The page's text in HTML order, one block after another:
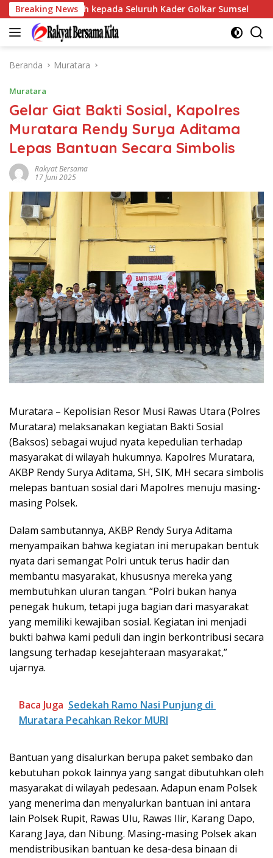
Langsung
ke
konten
Breaking News
Kasih kepada Seluruh Kader Golkar Sumsel
Beranda Muratara
Muratara
Gelar Giat Bakti Sosial, Kapolres
Muratara Rendy Surya Aditama
Lepas Bantuan Secara Simbolis
Rakyat Bersama
17 Juni 2025
Muratara – Kepolisian Resor Musi Rawas Utara (Polres
Muratara) melaksanakan kegiatan Bakti Sosial
(Baksos) sebagai wujud nyata kepedulian terhadap
masyarakat di wilayah hukumnya. Kapolres Muratara,
AKBP Rendy Surya Aditama, SH, SIK, MH secara simbolis
melepas bantuan sosial dari Mapolres menuju masing-
masing Polsek.
Dalam sambutannya, AKBP Rendy Surya Aditama
menyampaikan bahwa kegiatan ini merupakan bentuk
nyata dari semangat Polri untuk terus hadir dan
membantu masyarakat, khususnya mereka yang
membutuhkan uluran tangan. “Polri bukan hanya
penegak hukum, tetapi juga bagian dari masyarakat
yang memiliki kewajiban sosial. Kegiatan ini menjadi
bukti bahwa kami peduli dan ingin berkontribusi secara
langsung terhadap kesejahteraan masyarakat,”
ujarnya.
Baca Juga Sedekah Ramo Nasi Punjung di
Muratara Pecahkan Rekor MURI
Bantuan yang disalurkan berupa paket sembako dan
kebutuhan pokok lainnya yang sangat dibutuhkan oleh
masyarakat di wilayah pedesaan. Adapun enam Polsek
yang menerima dan menyalurkan bantuan ini antara
lain Polsek Rupit, Rawas Ulu, Rawas Ilir, Karang Dapo,
Karang Jaya, dan Nibung. Masing-masing Polsek akan
mendistribusikan bantuan ke desa-desa binaan di